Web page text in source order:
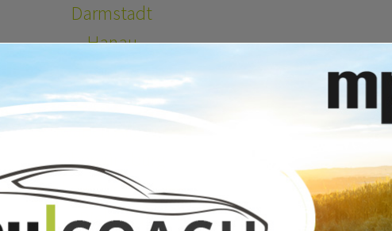
Darmstadt
Hanau
Offenbach
Seligenstadt
Schwaben Allgäu
Obergünzburg
Nordrhein-Westfalen
Bielefeld